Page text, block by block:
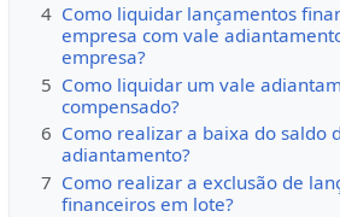
4 Como liquidar lançamentos
empresa com vale
empresa?
5 Como liquidar um vale
compensado?
6 Como realizar a baixa do saldo
adiantamento?
7 Como realizar a exclusão de
financeiros em lote?